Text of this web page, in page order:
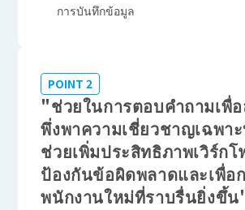
การบันทึกข้อมูล
POINT 2
"ช่วยในการตอบคำถามเพื่
พึ่งพาความเชี่ยวชาญเฉพา
ช่วยเพิ่มประสิทธิภาพเวิร์กโ
ป้องกันข้อผิดพลาดและเพื่อ
พนักงานใหม่ที่ราบรื่นยิ่งขึ้น